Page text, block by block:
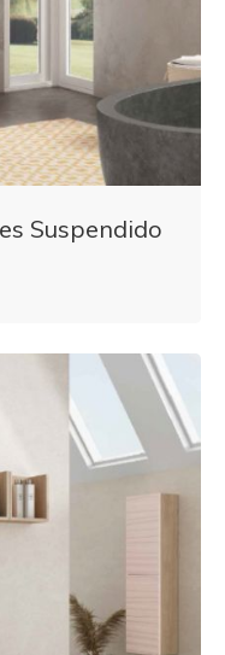
Suspendido